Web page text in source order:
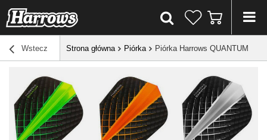
Wstecz Strona główna Piórka Piórka Harrows QUANTUM